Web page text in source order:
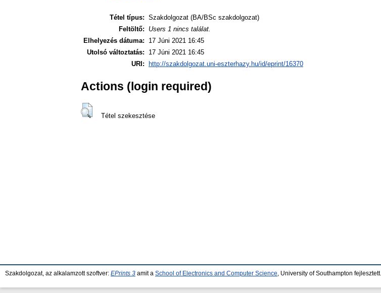
Tétel típus: Szakdolgozat (BA/BSc szakdolgozat)
Feltöltő:
Users 1 nincs találat.
Elhelyezés dátuma:
17 Júni 2021 16:45
Utolsó változtatás:
17 Júni 2021 16:45
URI:
http://szakdolgozat.uni-eszterhazy.hu/id/eprint/16370
Actions (login required)
Tétel szekesztése
Szakdolgozat, az alkalamzott szoftver: EPrints 3 amit a School of Electronics and Computer Science , University of Southampton fejlesztett.